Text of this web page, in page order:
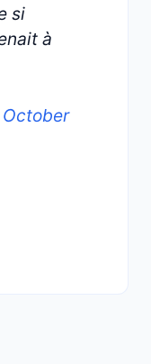
si
à
October